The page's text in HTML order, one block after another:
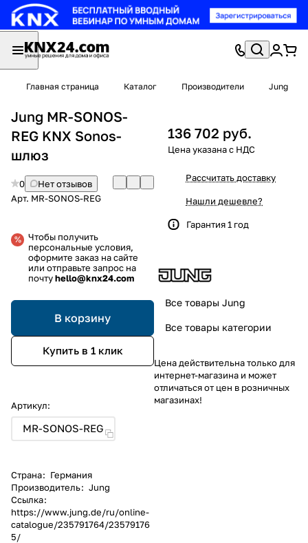
Главная страница Каталог Производители Jung
Jung MR-SONOS-
REG KNX Sonos-
шлюз
0
Нет отзывов
Арт. MR-SONOS-REG
Чтобы получить
персональные условия,
оформите заказ на сайте
или отправьте запрос на
почтуhello@knx24.com
В корзину
Купить в 1 клик
Артикул:
MR-SONOS-REG
Страна: Германия
Производитель: Jung
Ссылка:
https://www.jung.de/ru/online-
catalogue/235791764/23579176
5/
136 702 руб.
Рассчитать доставку
Нашли дешевле?
Гарантия 1 год
Все товары Jung
Все товары категории
Цена действительна только для
интернет-магазина и может
отличаться от цен в розничных
магазинах!